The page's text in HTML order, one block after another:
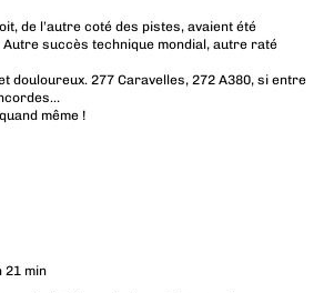
de l’autre coté des pistes, avaient été
succès technique mondial, autre raté
douloureux. 277 Caravelles, 272 A380, si entre
même !
21 min